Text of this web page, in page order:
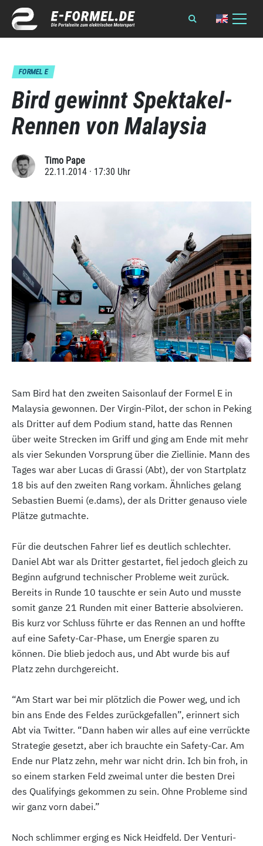
FORMEL E
Bird gewinnt Spektakel-
Rennen von Malaysia
Timo Pape
22.11.2014 · 17:30 Uhr
Sam Bird hat den zweiten Saisonlauf der Formel E in
Malaysia gewonnen. Der Virgin-Pilot, der schon in Peking
als Dritter auf dem Podium stand, hatte das Rennen
über weite Strecken im Griff und ging am Ende mit mehr
als vier Sekunden Vorsprung über die Ziellinie. Mann des
Tages war aber Lucas di Grassi (Abt), der von Startplatz
18 bis auf den zweiten Rang vorkam. Ähnliches gelang
Sebastien Buemi (e.dams), der als Dritter genauso viele
Plätze gutmachte.
Für die deutschen Fahrer lief es deutlich schlechter.
Daniel Abt war als Dritter gestartet, fiel jedoch gleich zu
Beginn aufgrund technischer Probleme weit zurück.
Bereits in Runde 10 tauschte er sein Auto und musste
somit ganze 21 Runden mit einer Batterie absolvieren.
Bis kurz vor Schluss führte er das Rennen an und hoffte
auf eine Safety-Car-Phase, um Energie sparen zu
können. Die blieb jedoch aus, und Abt wurde bis auf
Platz zehn durchgereicht.
“Am Start war bei mir plötzlich die Power weg, und ich
bin ans Ende des Feldes zurückgefallen”, erinnert sich
Abt via Twitter. “Dann haben wir alles auf eine verrückte
Strategie gesetzt, aber ich brauchte ein Safety-Car. Am
Ende nur Platz zehn, mehr war nicht drin. Ich bin froh, in
so einem starken Feld zweimal unter die besten Drei
des Qualifyings gekommen zu sein. Ohne Probleme sind
wir ganz vorn dabei.”
Noch schlimmer erging es Nick Heidfeld. Der Venturi-